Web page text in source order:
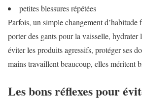
petites blessures répétées
Parfois, un simple changement
porter des gants pour la vaisselle, hydrater
éviter les produits agressifs, protéger ses
mains travaillent beaucoup, elles méritent
Les bons réflexes pour